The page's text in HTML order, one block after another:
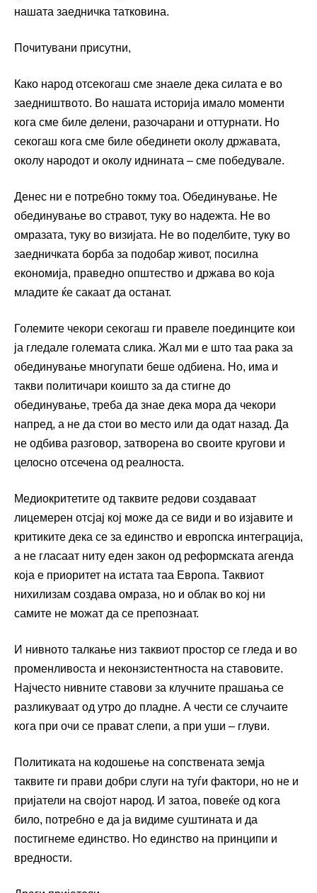
нашата заедничка татковина.
Почитувани присутни,
Како народ отсекогаш сме знаеле дека силата е во
заедништвото. Во нашата историја имало моменти
кога сме биле делени, разочарани и оттурнати. Но
секогаш кога сме биле обединети околу државата,
околу народот и околу иднината – сме победувале.
Денес ни е потребно токму тоа. Обединување. Не
обединување во стравот, туку во надежта. Не во
омразата, туку во визијата. Не во поделбите, туку во
заедничката борба за подобар живот, посилна
економија, праведно општество и држава во која
младите ќе сакаат да останат.
Големите чекори секогаш ги правеле поединците кои
ја гледале големата слика. Жал ми е што таа рака за
обединување многупати беше одбиена. Но, има и
такви политичари коишто за да стигне до
обединување, треба да знае дека мора да чекори
напред, а не да стои во место или да одат назад. Да
не одбива разговор, затворена во своите кругови и
целосно отсечена од реалноста.
Медиокритетите од таквите редови создаваат
лицемерен отсјај кој може да се види и во изјавите и
критиките дека се за единство и европска интеграција,
а не гласаат ниту еден закон од реформската агенда
која е приоритет на истата таа Европа. Таквиот
нихилизам создава омраза, но и облак во кој ни
самите не можат да се препознаат.
И нивното талкање низ таквиот простор се гледа и во
променливоста и неконзистентноста на ставовите.
Најчесто нивните ставови за клучните прашања се
разликуваат од утро до пладне. А чести се случаите
кога при очи се прават слепи, а при уши – глуви.
Политиката на кодошење на сопствената земја
таквите ги прави добри слуги на туѓи фактори, но не и
пријатели на својот народ. И затоа, повеќе од кога
било, потребно е да ја видиме суштината и да
постигнеме единство. Но единство на принципи и
вредности.